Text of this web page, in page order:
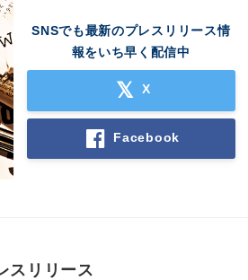
SNSでも最新のプレスリリース情
報をいち早く配信中
X
Facebook
スリリース